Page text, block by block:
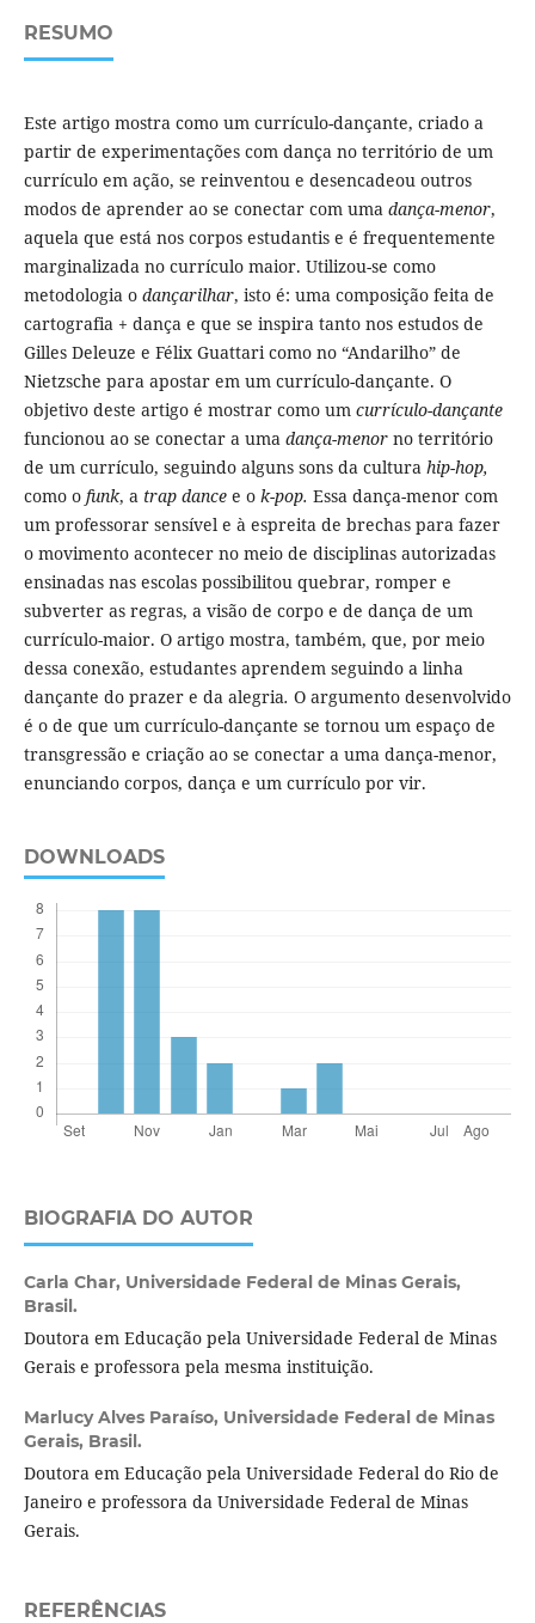
RESUMO
Este artigo mostra como um currículo-dançante, criado a
partir de experimentações com dança no território de um
currículo em ação, se reinventou e desencadeou outros
modos de aprender ao se conectar com uma dança-menor,
aquela que está nos corpos estudantis e é frequentemente
marginalizada no currículo maior. Utilizou-se como
metodologia o dançarilhar, isto é: uma composição feita de
cartografia + dança e que se inspira tanto nos estudos de
Gilles Deleuze e Félix Guattari como no “Andarilho” de
Nietzsche para apostar em um currículo-dançante. O
objetivo deste artigo é mostrar como um currículo-dançante
funcionou ao se conectar a uma dança-menor no território
de um currículo, seguindo alguns sons da cultura hip-hop,
como o funk, a trap dancee o k-pop. Essa dança-menor com
um professorar sensível e à espreita de brechas para fazer
o movimento acontecer no meio de disciplinas autorizadas
ensinadas nas escolas possibilitou quebrar, romper e
subverter as regras, a visão de corpo e de dança de um
currículo-maior. O artigo mostra, também, que, por meio
dessa conexão, estudantes aprendem seguindo a linha
dançante do prazer e da alegria. O argumento desenvolvido
é o de que um currículo-dançante se tornou um espaço de
transgressão e criação ao se conectar a uma dança-menor,
enunciando corpos, dança e um currículo por vir.
DOWNLOADS
BIOGRAFIA DO AUTOR
Carla Char, Universidade Federal de Minas Gerais,
Brasil.
Doutora em Educação pela Universidade Federal de Minas
Gerais e professora pela mesma instituição.
Marlucy Alves Paraíso, Universidade Federal de Minas
Gerais, Brasil.
Doutora em Educação pela Universidade Federal do Rio de
Janeiro e professora da Universidade Federal de Minas
Gerais.
REFERÊNCIAS